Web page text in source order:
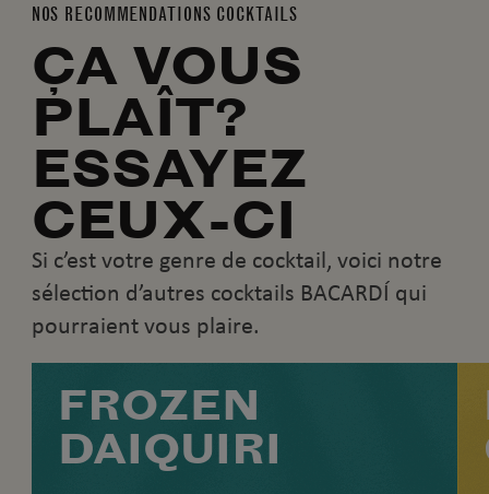
NOS RECOMMENDATIONS COCKTAILS
ÇA VOUS
PLAÎT?
ESSAYEZ
CEUX-CI
Si c’est votre genre de cocktail, voici notre
sélection d’autres cocktails BACARDÍ qui
pourraient vous plaire.
FROZEN
DAIQUIRI